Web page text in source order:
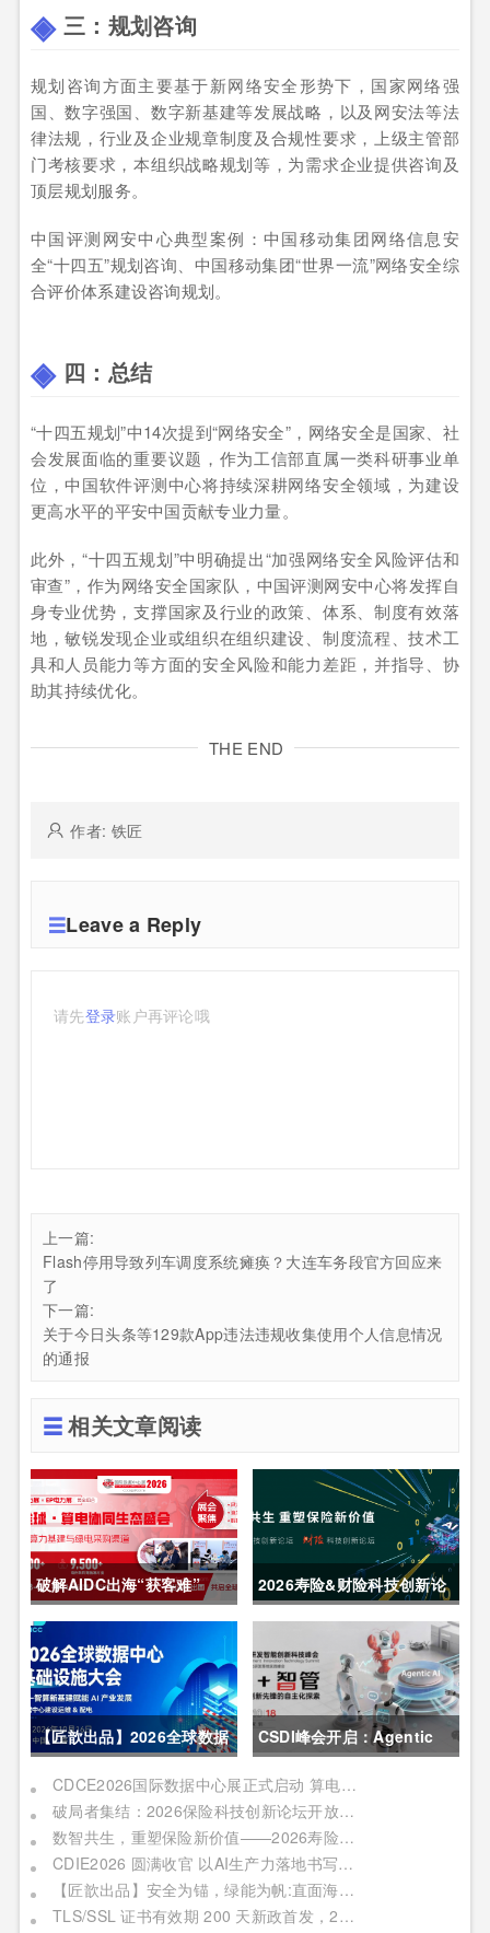
三：规划咨询
规划咨询方面主要基于新网络安全形势下，国家网络强
国、数字强国、数字新基建等发展战略，以及网安法等法
律法规，行业及企业规章制度及合规性要求，上级主管部
门考核要求，本组织战略规划等，为需求企业提供咨询及
顶层规划服务。
中国评测网安中心典型案例：中国移动集团网络信息安
全“十四五”规划咨询、中国移动集团“世界一流”网络安全综
合评价体系建设咨询规划。
四：总结
“十四五规划”中14次提到“网络安全”，网络安全是国家、社
会发展面临的重要议题，作为工信部直属一类科研事业单
位，中国软件评测中心将持续深耕网络安全领域，为建设
更高水平的平安中国贡献专业力量。
此外，“十四五规划”中明确提出“加强网络安全风险评估和
审查”，作为网络安全国家队，中国评测网安中心将发挥自
身专业优势，支撑国家及行业的政策、体系、制度有效落
地，敏锐发现企业或组织在组织建设、制度流程、技术工
具和人员能力等方面的安全风险和能力差距，并指导、协
助其持续优化。
THE END
作者: 铁匠
Leave a Reply
请先登录账户再评论哦
上一篇:
Flash停用导致列车调度系统瘫痪？大连车务段官方回应来
了
下一篇:
关于今日头条等129款App违法违规收集使用个人信息情况
的通报
相关文章阅读
破解AIDC出海“获客难”
CDCE2026数据中心展
以“算电协同”重构全球算力
供应链
2026寿险&财险科技创新论
坛圆满举办
【匠歆出品】2026全球数据
中心基础设施大会首发｜院
士领衔，100+头部企业已确
认，500人齐聚上海
CSDI峰会开启：Agentic
AI 落地应用的黄金期，智能
系统重塑生产力
CDCE2026国际数据中心展正式启动 算电协同驱动产业升级 搭建全球合作平台
破局者集结：2026保险科技创新论坛开放“数智共生”最佳实践案例征集
数智共生，重塑保险新价值——2026寿险&财险科技创新论坛即将启幕
CDIE2026 圆满收官 以AI生产力落地书写数字化转型新答卷
【匠歆出品】安全为锚，绿能为帆:直面海事网络安全与绿色航运的双重挑战@The ArtiMaritime Day 2026匠歆海事攻坚日 | 5月29日·上海
TLS/SSL 证书有效期 200 天新政首发，2026 亚数TrustAsia CaaS 2.0 发布会邀您见证！